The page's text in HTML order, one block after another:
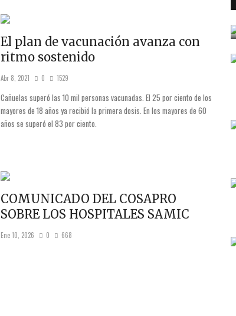
El plan de vacunación avanza con
ritmo sostenido
Abr 8, 2021 0 1529
Cañuelas superó las 10 mil personas vacunadas. El 25 por ciento de los
mayores de 18 años ya recibió la primera dosis. En los mayores de 60
años se superó el 83 por ciento.
COMUNICADO DEL COSAPRO
SOBRE LOS HOSPITALES SAMIC
Ene 10, 2026 0 668